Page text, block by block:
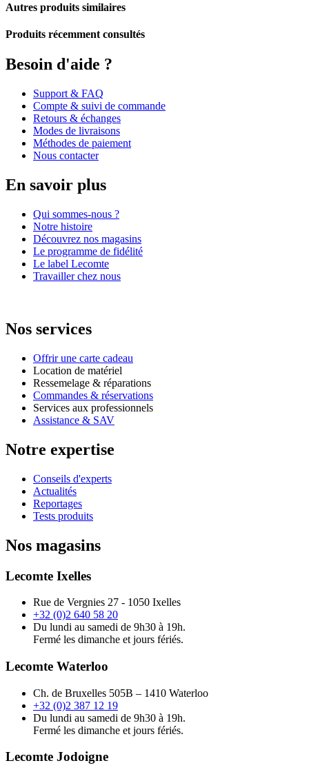
Autres produits similaires
Produits récemment consultés
Besoin d'aide ?
Support & FAQ
Compte & suivi de commande
Retours & échanges
Modes de livraisons
Méthodes de paiement
Nous contacter
En savoir plus
Qui sommes-nous ?
Notre histoire
Découvrez nos magasins
Le programme de fidélité
Le label Lecomte
Travailler chez nous
Nos services
Offrir une carte cadeau
Location de matériel
Ressemelage & réparations
Commandes & réservations
Services aux professionnels
Assistance & SAV
Notre expertise
Conseils d'experts
Actualités
Reportages
Tests produits
Nos magasins
Lecomte Ixelles
Rue de Vergnies 27 - 1050 Ixelles
+32 (0)2 640 58 20
Du lundi au samedi de 9h30 à 19h.
Fermé les dimanche et jours fériés.
Lecomte Waterloo
Ch. de Bruxelles 505B – 1410 Waterloo
+32 (0)2 387 12 19
Du lundi au samedi de 9h30 à 19h.
Fermé les dimanche et jours fériés.
Lecomte Jodoigne